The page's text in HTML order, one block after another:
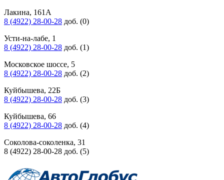
Лакина, 161А
8 (4922) 28-00-28 доб. (0)
Усти-на-лабе, 1
8 (4922) 28-00-28 доб. (1)
Московское шоссе, 5
8 (4922) 28-00-28 доб. (2)
Куйбышева, 22Б
8 (4922) 28-00-28 доб. (3)
Куйбышева, 66
8 (4922) 28-00-28 доб. (4)
Соколова-соколенка, 31
8 (4922) 28-00-28 доб. (5)